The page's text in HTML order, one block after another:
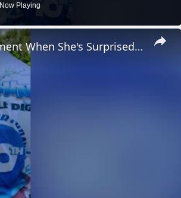
Now Playing
×
Wheelchair-Bound Mom Can't Contain Excitement When She's Surprised With New Mobility Van | Happily TV